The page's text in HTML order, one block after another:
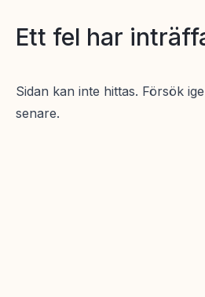
Ett fel har
Sidan kan inte hittas. Försök
senare.